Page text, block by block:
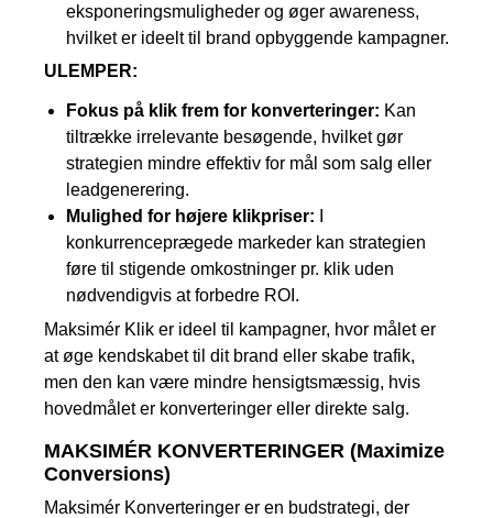
eksponeringsmuligheder og øger awareness,
hvilket er ideelt til brand opbyggende kampagner.
ULEMPER:
Fokus på klik frem for konverteringer: Kan
tiltrække irrelevante besøgende, hvilket gør
strategien mindre effektiv for mål som salg eller
leadgenerering.
Mulighed for højere klikpriser:
konkurrenceprægede markeder kan strategien
føre til stigende omkostninger pr. klik uden
nødvendigvis at forbedre ROI.
Maksimér Klik er ideel til kampagner, hvor målet er
at øge kendskabet til dit brand eller skabe trafik,
men den kan være mindre hensigtsmæssig, hvis
hovedmålet er konverteringer eller direkte salg.
MAKSIMÉR KONVERTERINGER (Maximize
Conversions)
Maksimér Konverteringer er en budstrategi, der